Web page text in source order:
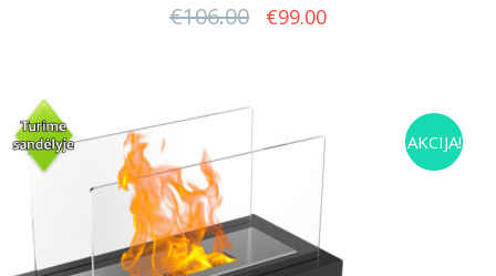
€106.00 Original
€99.00Current
AKCIJA!